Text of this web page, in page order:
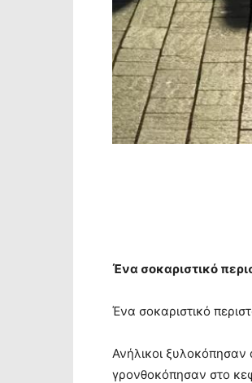
Ένα σοκαριστικό
Ένα σοκαριστικό
Ανήλικοι
γρονθοκόπησαν στο